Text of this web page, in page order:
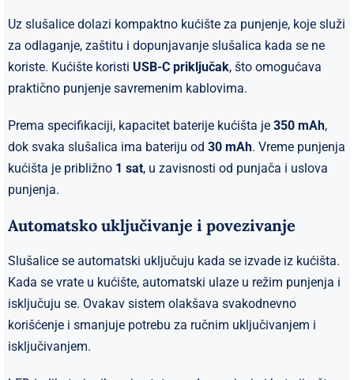
Uz slušalice dolazi kompaktno kućište za punjenje, koje služi
za odlaganje, zaštitu i dopunjavanje slušalica kada se ne
koriste. Kućište koristi USB-C priključak, što omogućava
praktično punjenje savremenim kablovima.
Prema specifikaciji, kapacitet baterije kućišta je 350 mAh,
dok svaka slušalica ima bateriju od 30 mAh. Vreme punjenja
kućišta je približno 1 sat, u zavisnosti od punjača i uslova
punjenja.
Automatsko uključivanje i povezivanje
Slušalice se automatski uključuju kada se izvade iz kućišta.
Kada se vrate u kućište, automatski ulaze u režim punjenja i
isključuju se. Ovakav sistem olakšava svakodnevno
korišćenje i smanjuje potrebu za ručnim uključivanjem i
isključivanjem.